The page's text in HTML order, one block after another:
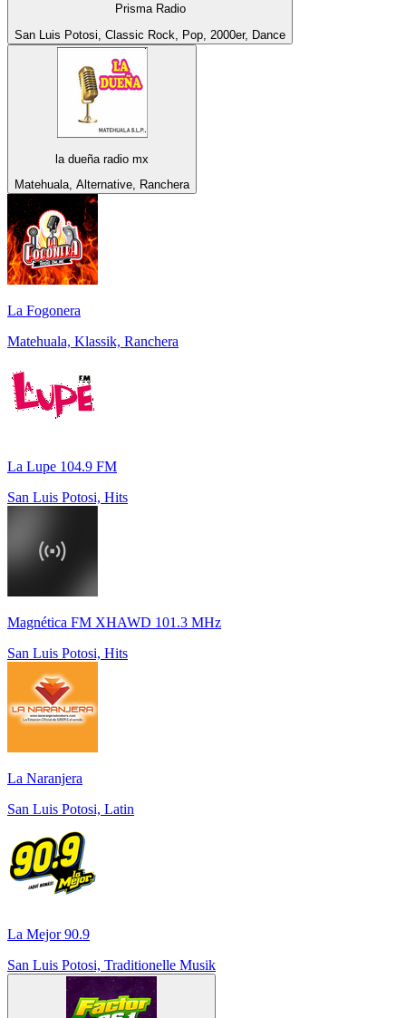
Prisma Radio
San Luis Potosi, Classic Rock, Pop, 2000er, Dance
la dueña radio mx
Matehuala, Alternative, Ranchera
La Fogonera
Matehuala, Klassik, Ranchera
La Lupe 104.9 FM
San Luis Potosi, Hits
Magnética FM XHAWD 101.3 MHz
San Luis Potosi, Hits
La Naranjera
San Luis Potosi, Latin
La Mejor 90.9
San Luis Potosi, Traditionelle Musik